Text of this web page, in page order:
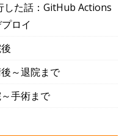
した話：GitHub Actions
ロイ
～退院まで
手術まで